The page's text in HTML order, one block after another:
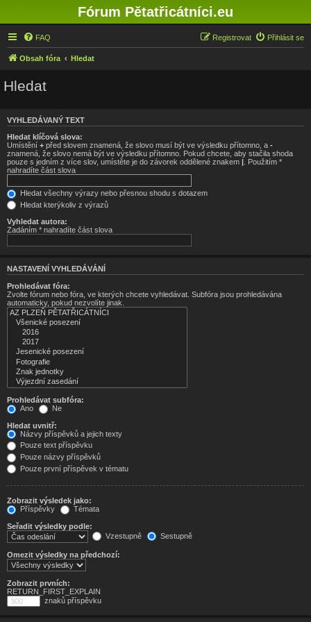
Fórum Pětatřicátníci.eu
FAQ Přihlásit se
Registrovat
Obsah fóra Hledat
Hledat
VYHLEDÁVANÝ TEXT
Hledat klíčová slova:
Umístění + před slovem znamená, že slovo musí být ve výsledku přítomno, a -
znamená, že slovo nemá být ve výsledku přítomno. Pokud chcete, aby stačila shoda
pouze s jedním z více slov, umístěte je do závorek oddělené znakem | . Použitím *
nahradíte část slova
Hledat všechny výrazy nebo přesnou shodu s dotazem
Hledat kterýkoliv z výrazů
Vyhledat autora:
Zadáním * nahradíte část slova
NASTAVENÍ VYHLEDÁVÁNÍ
Prohledávat fóra:
Zvolte fórum nebo fóra, ve kterých chcete vyhledávat. Subfóra jsou prohledávána
automaticky, pokud nezvolíte jinak.
Prohledávat subfóra:
Ano
Ne
Hledat uvnitř:
Názvy příspěvků a jejich texty
Pouze text příspěvku
Pouze názvy příspěvků
Pouze první příspěvek v tématu
Zobrazit výsledek jako:
Příspěvky
Témata
Seřadit výsledky podle:
Vzestupně
Sestupně
Omezit výsledky na předchozí:
Zobrazit prvních:
RETURN_FIRST_EXPLAIN
znaků příspěvku